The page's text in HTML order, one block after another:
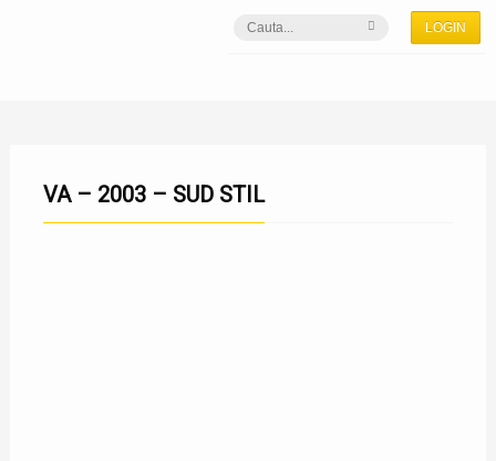
LOGIN
VA – 2003 – SUD STIL